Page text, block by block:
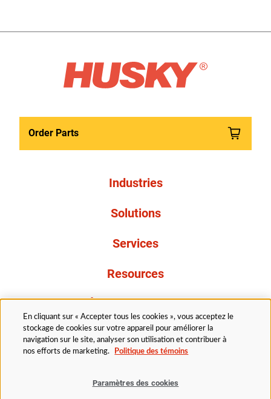
Order Parts
Industries
Solutions
Services
Resources
À propos de nous
En cliquant sur « Accepter tous les cookies », vous acceptez le
stockage de cookies sur votre appareil pour améliorer la
navigation sur le site, analyser son utilisation et contribuer à
nos efforts de marketing.
Politique des témoins
Paramètres des cookies